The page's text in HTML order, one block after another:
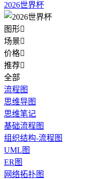
2026世界杯
图形
场景
价格
推荐
全部
流程图
思维导图
思维笔记
基础流程图
组织结构-流程图
UML图
ER图
网络拓扑图